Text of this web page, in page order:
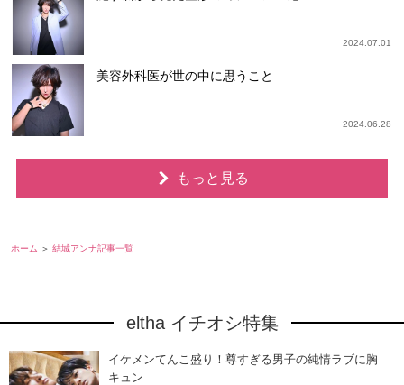
2024.07.01
美容外科医が世の中に思うこと
2024.06.28
もっと見る
ホーム 結城アンナ記事一覧
eltha イチオシ特集
イケメンてんこ盛り！尊すぎる男子の純情ラブに胸
キュン